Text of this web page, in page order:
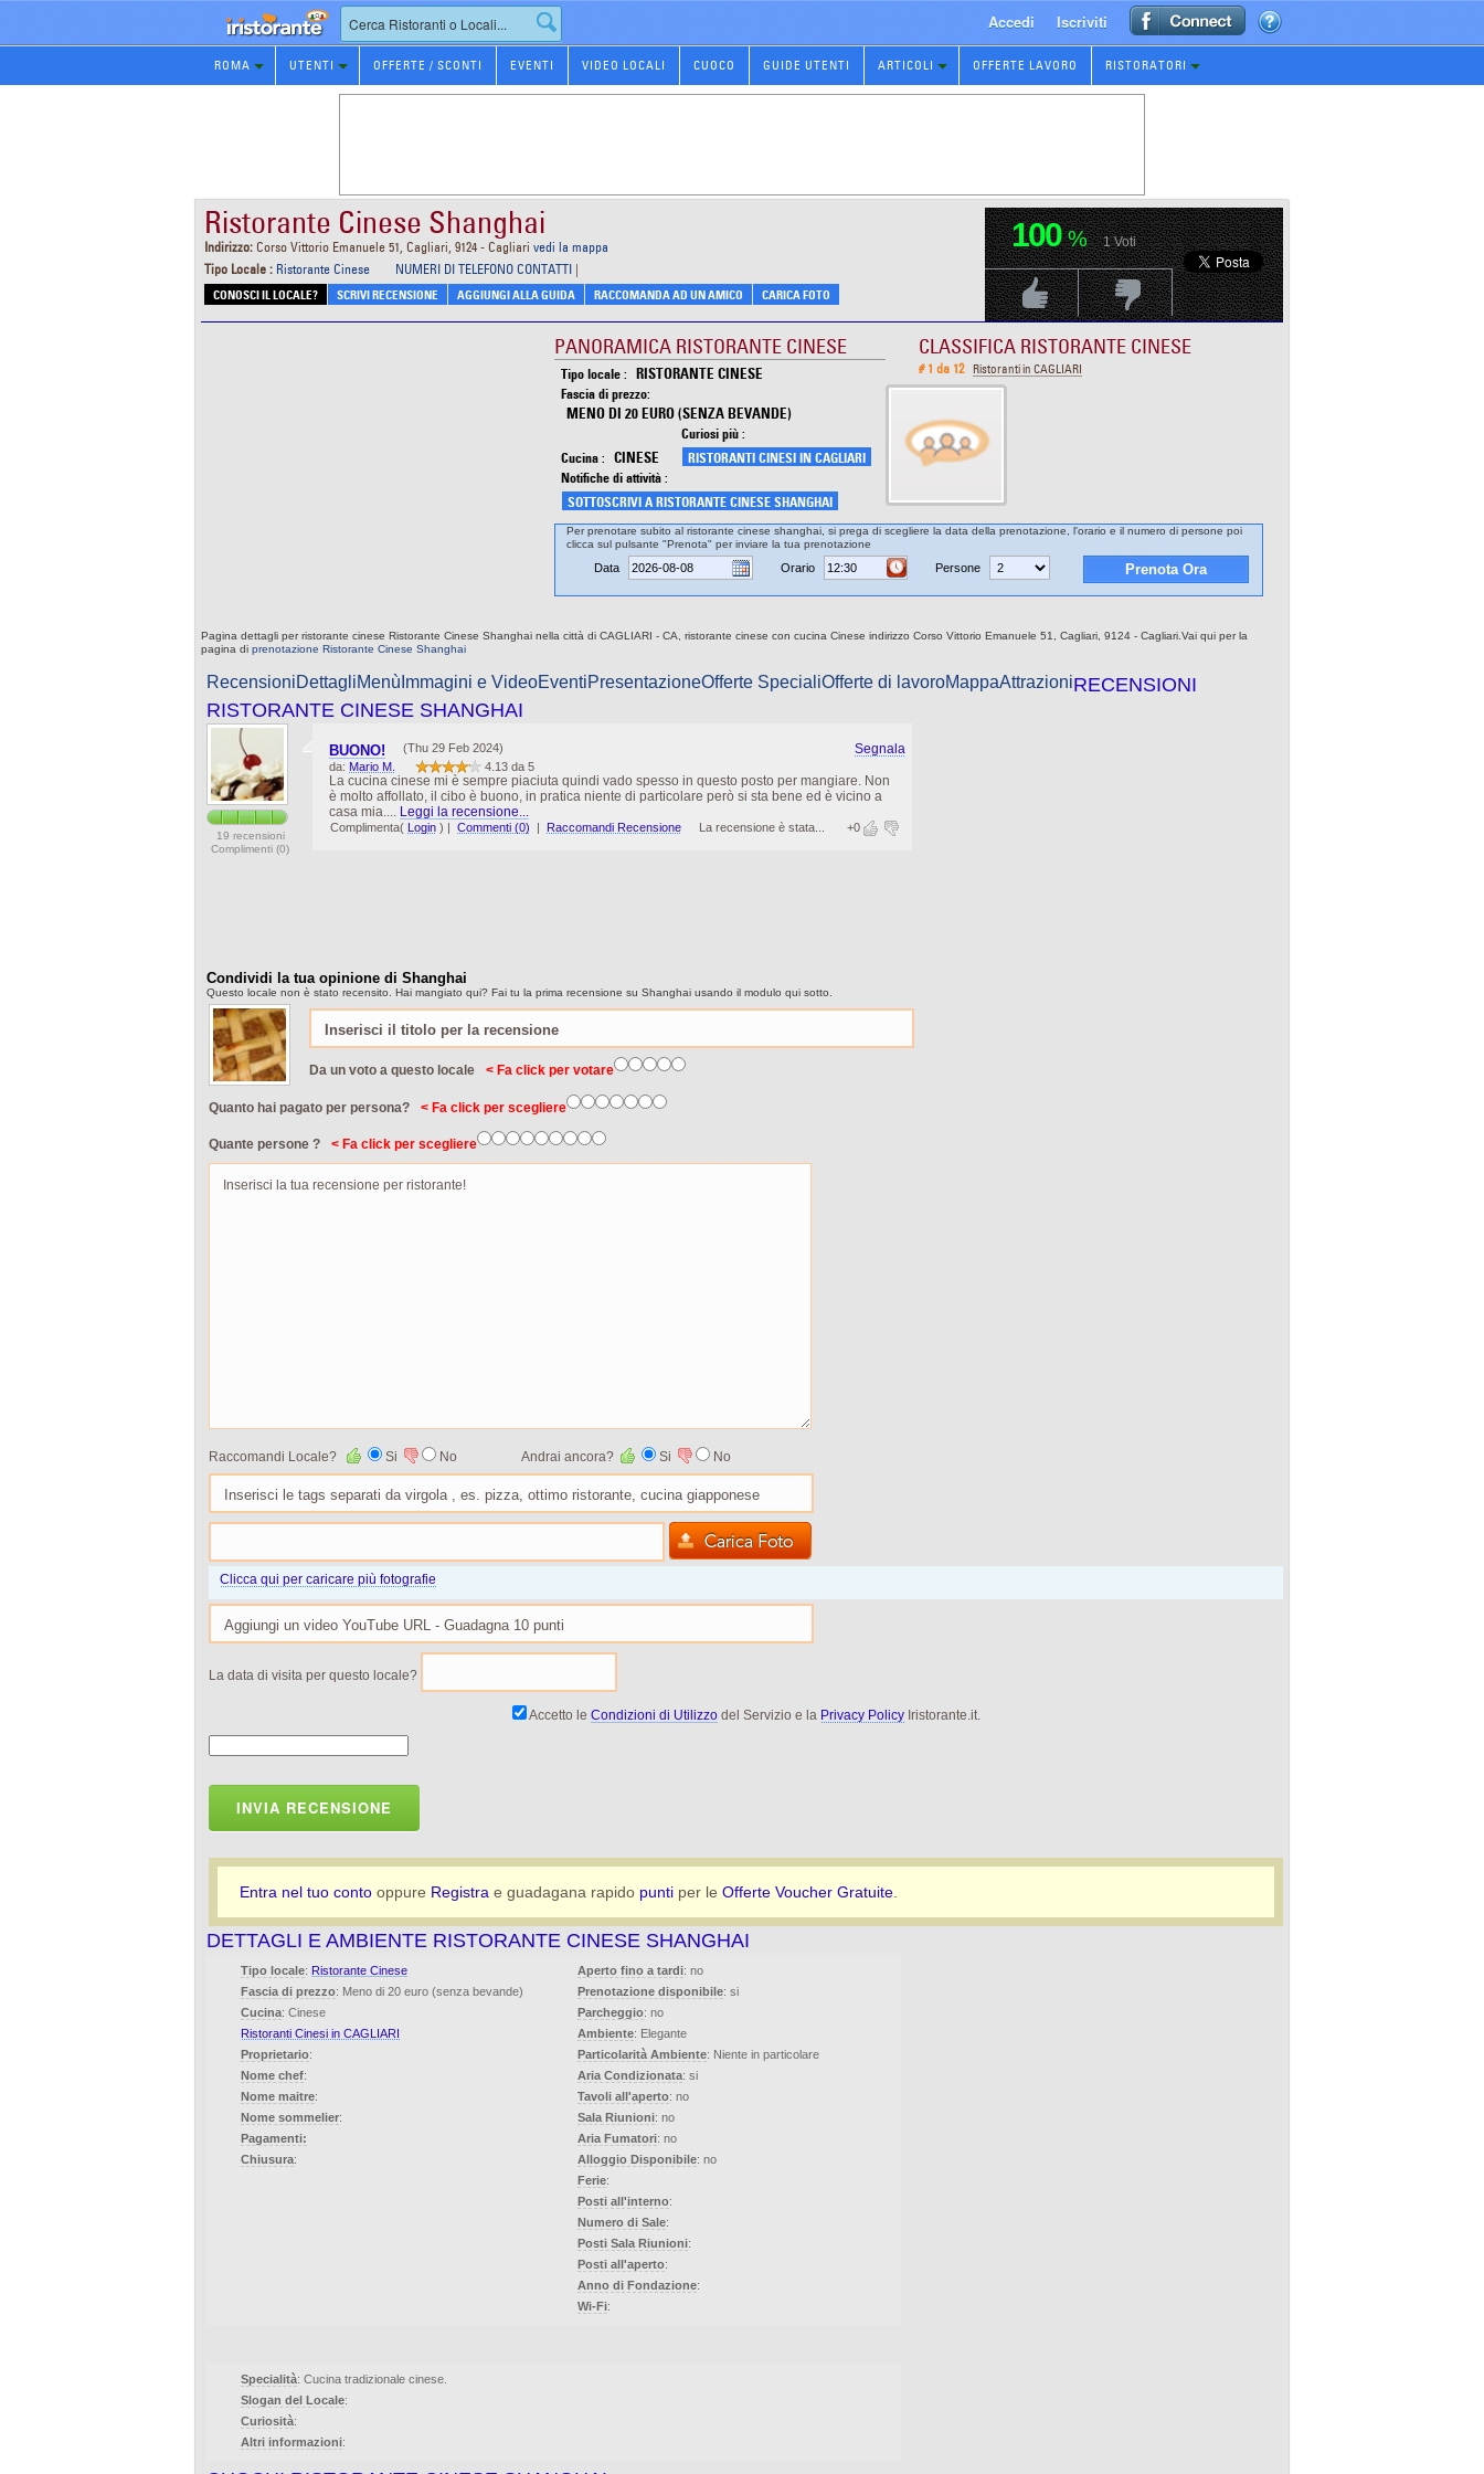
Prenotazione
Ristorante
Accedi Iscriviti
ROMA UTENTI OFFERTE / SCONTI EVENTI VIDEO LOCALI CUOCO GUIDE UTENTI ARTICOLI OFFERTE LAVORO RISTORATORI
Ristorante Cinese Shanghai
Indirizzo: Corso Vittorio Emanuele 51, Cagliari, 9124 - Cagliari vedi la mappa
Tipo Locale : Ristorante Cinese NUMERI DI TELEFONO CONTATTI |
CONOSCI IL LOCALE? SCRIVI RECENSIONE AGGIUNGI ALLA GUIDA RACCOMANDA AD UN AMICO CARICA FOTO
100% 1Voti
Voti PositivoVoti Negativo
PANORAMICA RISTORANTE CINESE
Tipo locale : RISTORANTE CINESE
Fascia di prezzo:
MENO DI 20 EURO (SENZA BEVANDE)
Cucina : CINESE
Curiosi più :
RISTORANTI CINESI IN CAGLIARI
Notifiche di attività :
SOTTOSCRIVI A RISTORANTE CINESE SHANGHAI
CLASSIFICA RISTORANTE CINESE
# 1 da 12 Ristoranti in CAGLIARI
Per prenotare subito al ristorante cinese shanghai, si prega di scegliere la data della prenotazione, l'orario e il numero di persone poi
clicca sul pulsante "Prenota" per inviare la tua prenotazione
Data Orario Persone
Pagina dettagli per ristorante cinese Ristorante Cinese Shanghai nella città di CAGLIARI - CA, ristorante cinese con cucina Cinese indirizzo Corso Vittorio Emanuele 51, Cagliari, 9124 - Cagliari.Vai qui per la
pagina di prenotazione Ristorante Cinese Shanghai
RecensioniDettagliMenù Immagini e VideoEventiPresentazioneOfferte SpecialiOfferte di lavoroMappaAttrazioniRECENSIONI
RISTORANTE CINESE SHANGHAI
19 recensioni
Complimenti (0)
BUONO! (Thu 29 Feb 2024) Segnala
da: Mario M. 4.13 da 5
La cucina cinese mi è sempre piaciuta quindi vado spesso in questo posto per mangiare. Non
è molto affollato, il cibo è buono, in pratica niente di particolare però si sta bene ed è vicino a
casa mia.... Leggi la recensione...
Complimenta( Login ) | Commenti (0) | Raccomandi Recensione La recensione è stata... +0
Condividi la tua opinione di Shanghai
Questo locale non è stato recensito. Hai mangiato qui? Fai tu la prima recensione su Shanghai usando il modulo qui sotto.
Da un voto a questo locale < Fa click per votare
Quanto hai pagato per persona? < Fa click per scegliere
Quante persone ? < Fa click per scegliere
Raccomandi Locale? Si No Andrai ancora? Si No
Clicca qui per caricare più fotografie
La data di visita per questo locale?
Accetto le Condizioni di Utilizzodel Servizio e la Privacy PolicyIristorante.it.
INVIA RECENSIONE
Entra nel tuo conto oppure Registra e guadagana rapido punti per le Offerte Voucher Gratuite
DETTAGLI E AMBIENTE RISTORANTE CINESE SHANGHAI
Tipo locale: Ristorante Cinese
Fascia di prezzo: Meno di 20 euro (senza bevande)
Cucina: Cinese
Ristoranti Cinesi in CAGLIARI
Proprietario:
Nome chef:
Nome maitre:
Nome sommelier:
Pagamenti:
Chiusura:
Aperto fino a tardi: no
Prenotazione disponibile: si
Parcheggio: no
Ambiente: Elegante
Particolarità Ambiente: Niente in particolare
Aria Condizionata: si
Tavoli all'aperto: no
Sala Riunioni: no
Aria Fumatori: no
Alloggio Disponibile: no
Ferie:
Posti all'interno:
Numero di Sale:
Posti Sala Riunioni:
Posti all'aperto:
Anno di Fondazione:
Wi-Fi:
Specialità: Cucina tradizionale cinese.
Slogan del Locale:
Curiosità:
Altri informazioni: